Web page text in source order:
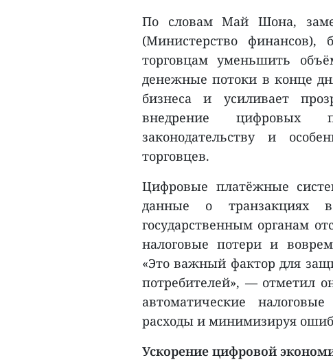
По словам Май Шона,
(Министерство финансов),
торговцам уменьшить
денежные потоки в конце
бизнеса и усиливает
внедрение цифровых
законодательству и
торговцев.
Цифровые платёжные
данные о транзакциях
государственным органам
налоговые потери и
«Это важный фактор для
потребителей», — отметил
автоматические
расходы и минимизируя
Ускорение цифровой